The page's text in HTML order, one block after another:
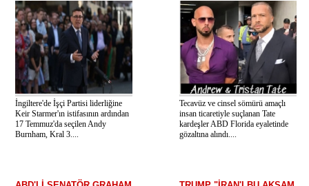
İngiltere'de İşçi Partisi liderliğine
Keir Starmer'ın istifasının ardından
17 Temmuz'da seçilen Andy
Burnham, Kral 3....
Tecavüz ve cinsel sömürü amaçlı
insan ticaretiyle suçlanan Tate
kardeşler ABD Florida eyaletinde
gözaltına alındı....